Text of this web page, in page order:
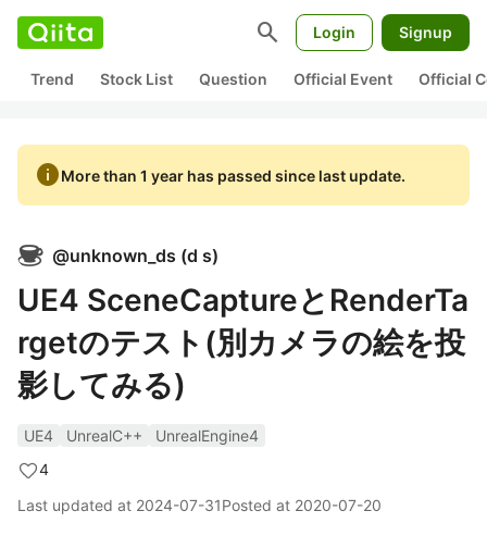
search Login Signup
Trend Stock List Question Official Event Official
infoMore than 1 year has passed since last update.
@unknown_ds (d s)
UE4 SceneCaptureとRenderTa
rgetのテスト(別カメラの絵を投
影してみる)
UE4 UnrealC++
UnrealEngine4
4
Last updated at 2024-07-31Posted at 2020-07-20